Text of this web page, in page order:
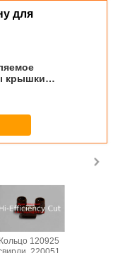
для
крышки
Кольцо 120925